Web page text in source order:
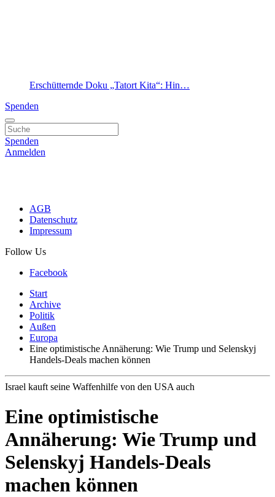
Erschütternde Doku „Tatort Kita“: Hin…
Spenden
Spenden
Anmelden
AGB
Datenschutz
Impressum
Follow Us
Facebook
Start
Archive
Politik
Außen
Europa
Eine optimistische Annäherung: Wie Trump und Selenskyj
Handels-Deals machen können
Israel kauft seine Waffenhilfe von den USA auch
Eine optimistische
Annäherung: Wie Trump und
Selenskyj Handels-Deals
machen können